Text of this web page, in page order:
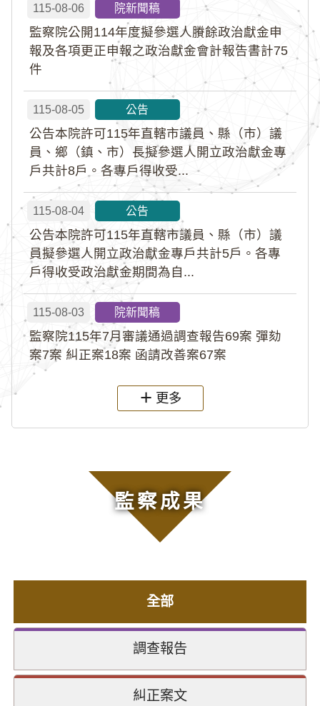
115-08-06 院新聞稿
監察院公開114年度擬參選人賸餘政治獻金申
報及各項更正申報之政治獻金會計報告書計75
件
115-08-05 公告
公告本院許可115年直轄市議員、縣（市）議
員、鄉（鎮、市）長擬參選人開立政治獻金專
戶共計8戶。各專戶得收受...
115-08-04 公告
公告本院許可115年直轄市議員、縣（市）議
員擬參選人開立政治獻金專戶共計5戶。各專
戶得收受政治獻金期間為自...
115-08-03 院新聞稿
監察院115年7月審議通過調查報告69案 彈劾
案7案 糾正案18案 函請改善案67案
更多
監察成果
全部
調查報告
糾正案文